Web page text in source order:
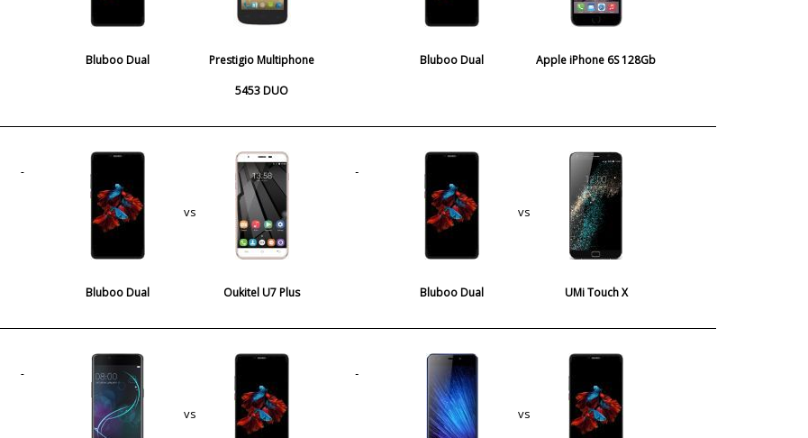
Bluboo Dual
Prestigio Multiphone
5453 DUO
Bluboo Dual Apple iPhone 6S 128Gb
Bluboo Dual
vs
Oukitel U7 Plus Bluboo Dual
vs
UMi Touch X
vs vs